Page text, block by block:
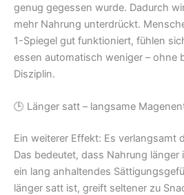
genug gegessen wurde. Dadurch
mehr Nahrung unterdrückt.
1-Spiegel gut funktioniert, fühlen
essen automatisch weniger – ohne
Disziplin.
🕒 Länger satt – langsame
Ein weiterer Effekt: Es verlangsamt
Das bedeutet, dass Nahrung länger
ein lang anhaltendes
länger satt ist, greift seltener zu